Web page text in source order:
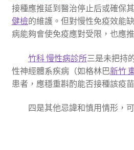
接種應推延到醫治停止后或確保
健檢的維護。但對慢性免疫效能
病能夠會使免疫應對受限，也應
竹科 慢性病診所三是未把持
性神經體系疾病（如格林巴新竹
患者，應穩重斟酌能否接種該疫苗
四是其他忌諱和慎用情形，